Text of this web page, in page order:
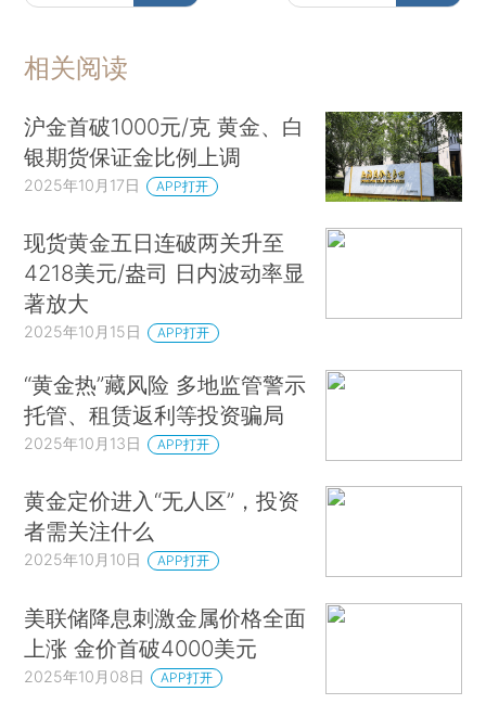
相关阅读
沪金首破1000元/克 黄金、白
银期货保证金比例上调
2025年10月17日 APP打开
现货黄金五日连破两关升至
4218美元/盎司 日内波动率显
著放大
2025年10月15日 APP打开
“黄金热”藏风险 多地监管警示
托管、租赁返利等投资骗局
2025年10月13日 APP打开
黄金定价进入“无人区”，投资
者需关注什么
2025年10月10日 APP打开
美联储降息刺激金属价格全面
上涨 金价首破4000美元
2025年10月08日 APP打开